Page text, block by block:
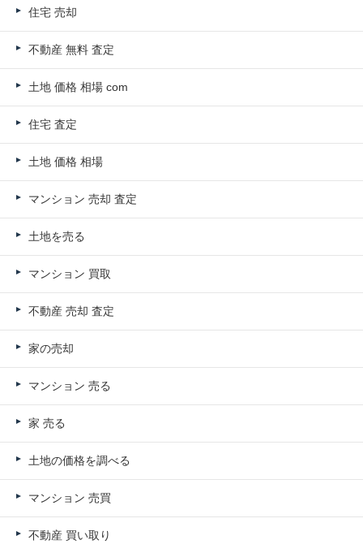
住宅 売却
不動産 無料 査定
土地 価格 相場 com
住宅 査定
土地 価格 相場
マンション 売却 査定
土地を売る
マンション 買取
不動産 売却 査定
家の売却
マンション 売る
家 売る
土地の価格を調べる
マンション 売買
不動産 買い取り